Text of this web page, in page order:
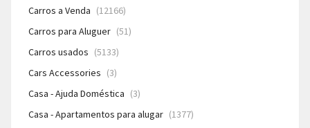
Carros a Venda (12166)
Carros para Aluguer (51)
Carros usados (5133)
Cars Accessories (3)
Casa - Ajuda Doméstica (3)
Casa - Apartamentos para alugar (1377)